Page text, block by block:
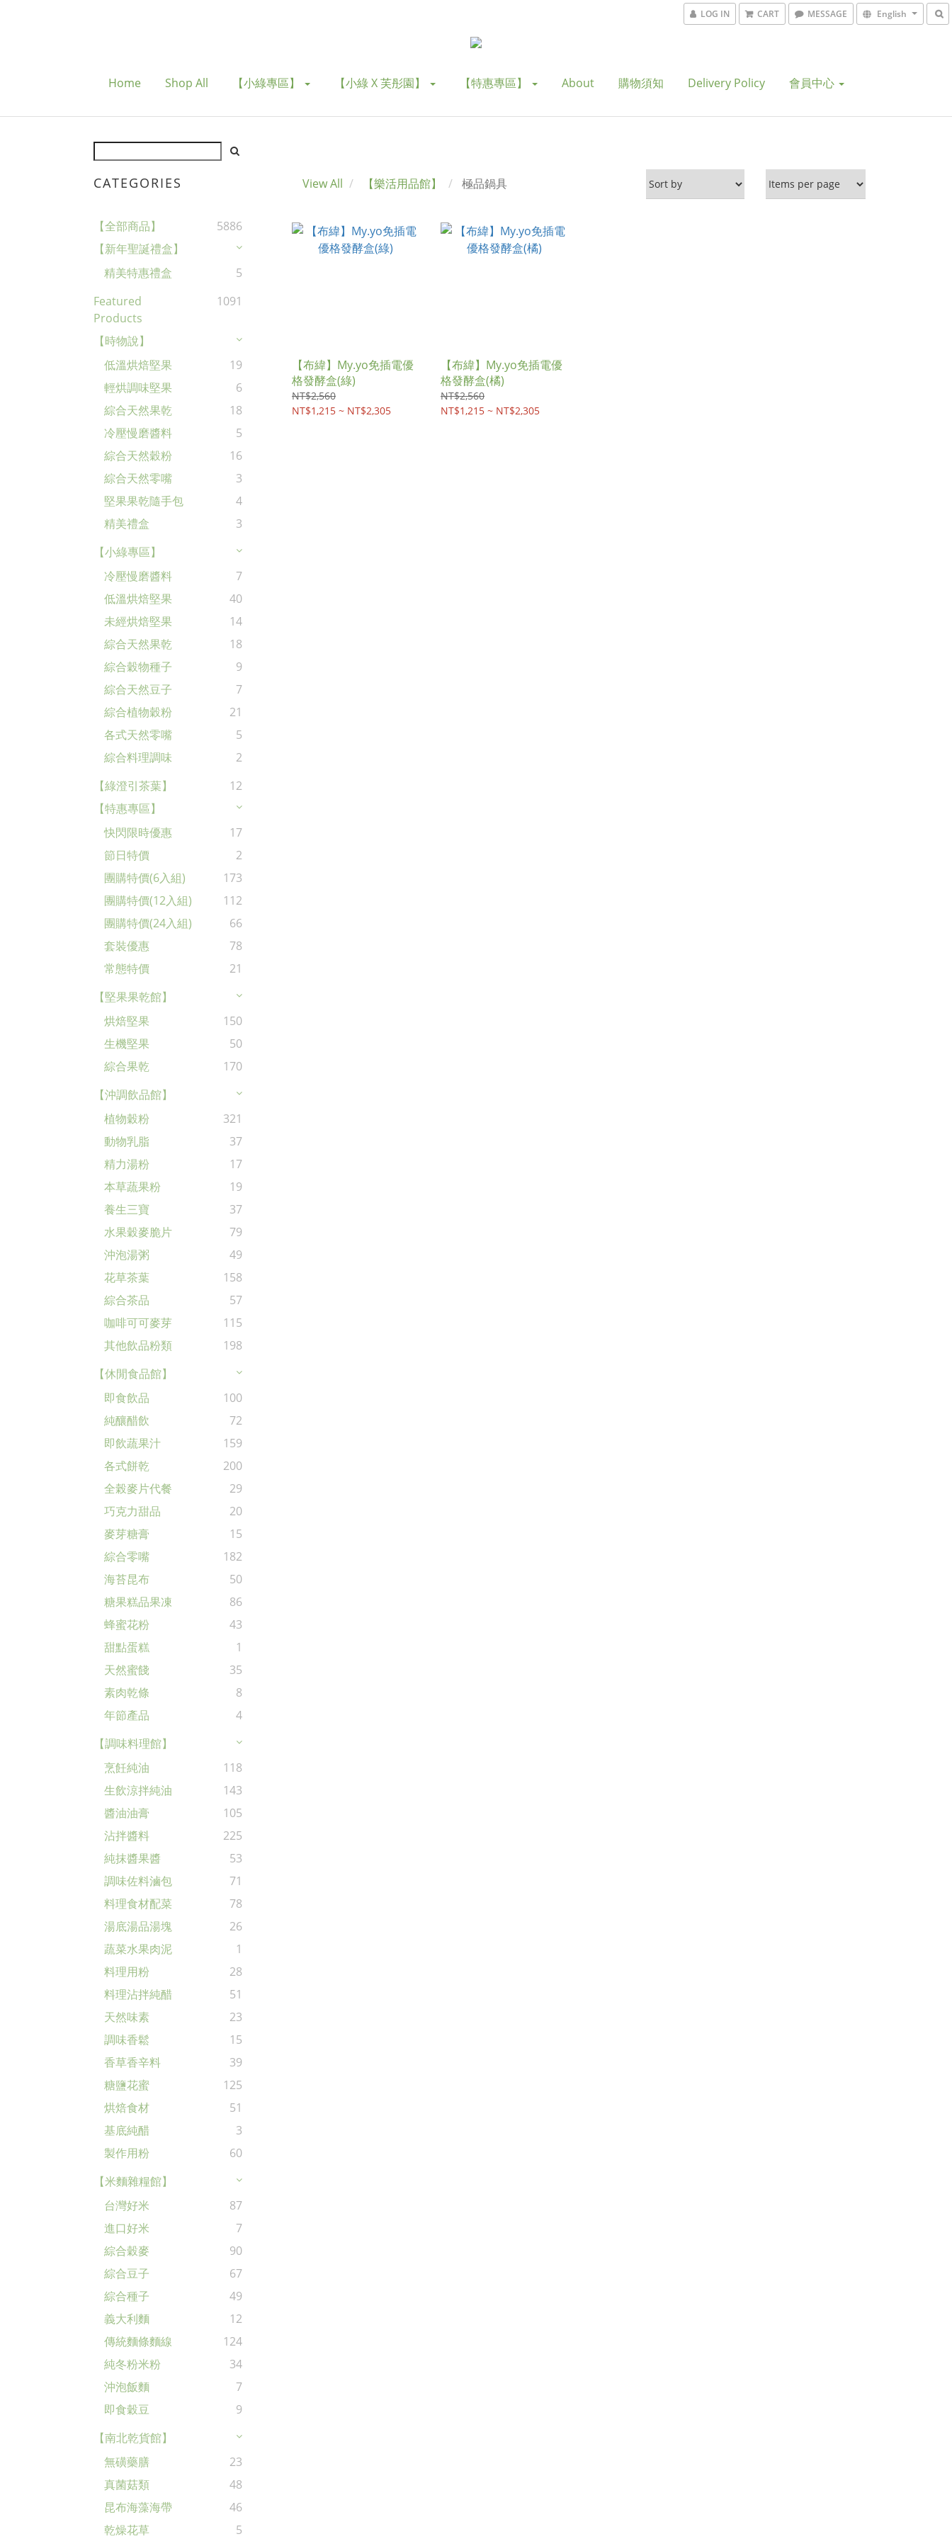
LOG IN CART MESSAGE English
Home Shop All 【小綠專區】 【小綠 X 芙彤園】 【特惠專區】 About 購物須知 Delivery Policy 會員中心
CATEGORIES
【全部商品】
5886
【新年聖誕禮盒】
精美特惠禮盒
5
Featured
Products
1091
【時物說】
低溫烘焙堅果
19
輕烘調味堅果
6
綜合天然果乾
18
冷壓慢磨醬料
5
綜合天然穀粉
16
綜合天然零嘴
3
堅果果乾隨手包
4
精美禮盒
3
【小綠專區】
冷壓慢磨醬料
7
低溫烘焙堅果
40
未經烘焙堅果
14
綜合天然果乾
18
綜合穀物種子
9
綜合天然豆子
7
綜合植物穀粉
21
各式天然零嘴
5
綜合料理調味
2
【綠澄引茶葉】
12
【特惠專區】
快閃限時優惠
17
節日特價
2
團購特價(6入組)
173
團購特價(12入組)
112
團購特價(24入組)
66
套裝優惠
78
常態特價
21
【堅果果乾館】
烘焙堅果
150
生機堅果
50
綜合果乾
170
【沖調飲品館】
植物穀粉
321
動物乳脂
37
精力湯粉
17
本草蔬果粉
19
養生三寶
37
水果穀麥脆片
79
沖泡湯粥
49
花草茶葉
158
綜合茶品
57
咖啡可可麥芽
115
其他飲品粉類
198
【休閒食品館】
即食飲品
100
純釀醋飲
72
即飲蔬果汁
159
各式餅乾
200
全榖麥片代餐
29
巧克力甜品
20
麥芽糖膏
15
綜合零嘴
182
海苔昆布
50
糖果糕品果凍
86
蜂蜜花粉
43
甜點蛋糕
1
天然蜜餞
35
素肉乾條
8
年節產品
4
【調味料理館】
烹飪純油
118
生飲涼拌純油
143
醬油油膏
105
沾拌醬料
225
純抹醬果醬
53
調味佐料滷包
71
料理食材配菜
78
湯底湯品湯塊
26
蔬菜水果肉泥
1
料理用粉
28
料理沾拌純醋
51
天然味素
23
調味香鬆
15
香草香辛料
39
糖鹽花蜜
125
烘焙食材
51
基底純醋
3
製作用粉
60
【米麵雜糧館】
台灣好米
87
進口好米
7
綜合穀麥
90
綜合豆子
67
綜合種子
49
義大利麵
12
傳統麵條麵線
124
純冬粉米粉
34
沖泡飯麵
7
即食穀豆
9
【南北乾貨館】
無磺藥膳
23
真菌菇類
48
昆布海藻海帶
46
乾燥花草
5
View All 【樂活用品館】 極品鍋具
【布緯】My.yo免插電優
格發酵盒(綠)
NT$2,560
NT$1,215 ~ NT$2,305
【布緯】My.yo免插電優
格發酵盒(橘)
NT$2,560
NT$1,215 ~ NT$2,305